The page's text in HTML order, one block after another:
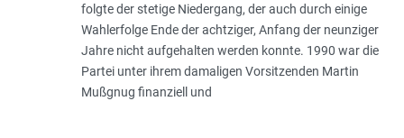
folgte der stetige Niedergang, der auch durch einige
Wahlerfolge Ende der achtziger, Anfang der neunziger
Jahre nicht aufgehalten werden konnte. 1990 war die
Partei unter ihrem damaligen Vorsitzenden Martin
Mußgnug finanziell und